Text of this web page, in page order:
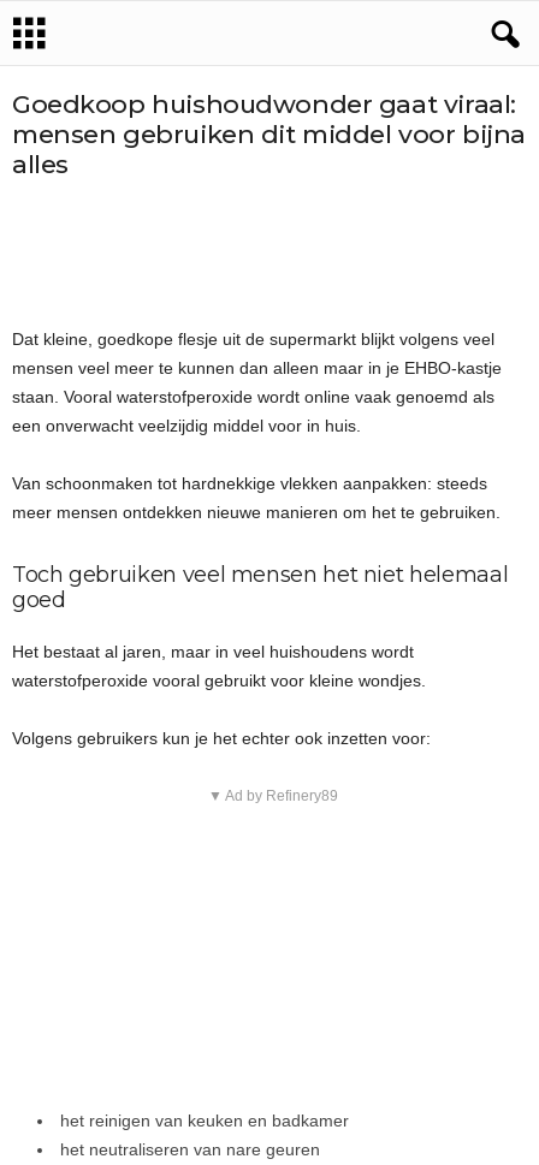
Goedkoop huishoudwonder gaat viraal:
mensen gebruiken dit middel voor bijna
alles
Dat kleine, goedkope flesje uit de supermarkt blijkt volgens veel
mensen veel meer te kunnen dan alleen maar in je EHBO-kastje
staan. Vooral waterstofperoxide wordt online vaak genoemd als
een onverwacht veelzijdig middel voor in huis.
Van schoonmaken tot hardnekkige vlekken aanpakken: steeds
meer mensen ontdekken nieuwe manieren om het te gebruiken.
Toch gebruiken veel mensen het niet helemaal
goed
Het bestaat al jaren, maar in veel huishoudens wordt
waterstofperoxide vooral gebruikt voor kleine wondjes.
Volgens gebruikers kun je het echter ook inzetten voor:
▼ Ad by Refinery89
het reinigen van keuken en badkamer
het neutraliseren van nare geuren